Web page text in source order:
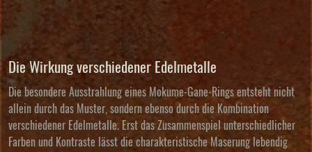
Die Wirkung verschiedener Edelmetalle
Die besondere Ausstrahlung eines Mokume-Gane-Rings entsteht nicht
allein durch das Muster, sondern ebenso durch die Kombination
verschiedener Edelmetalle. Erst das Zusammenspiel unterschiedlicher
Farben und Kontraste lässt die charakteristische Maserung lebendig